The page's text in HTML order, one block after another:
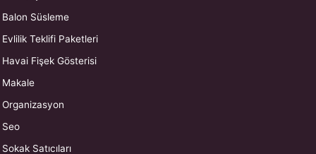
Balon Süsleme
Evlilik Teklifi Paketleri
Havai Fişek Gösterisi
Makale
Organizasyon
Seo
Sokak Satıcıları